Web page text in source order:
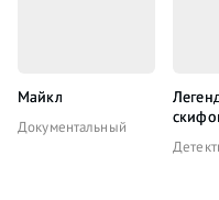
Майкл
Документальный